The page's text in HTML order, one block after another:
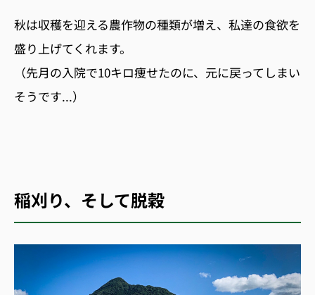
秋は収穫を迎える農作物の種類が増え、私達の食欲を
盛り上げてくれます。
（先月の入院で10キロ痩せたのに、元に戻ってしまい
そうです...）
稲刈り、そして脱穀